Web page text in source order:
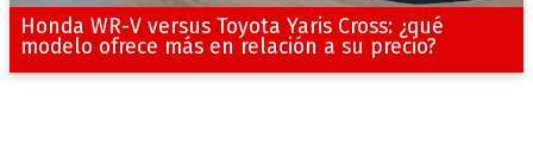
Honda WR-V versus Toyota Yaris Cross: ¿qué
modelo ofrece más en relación a su precio?